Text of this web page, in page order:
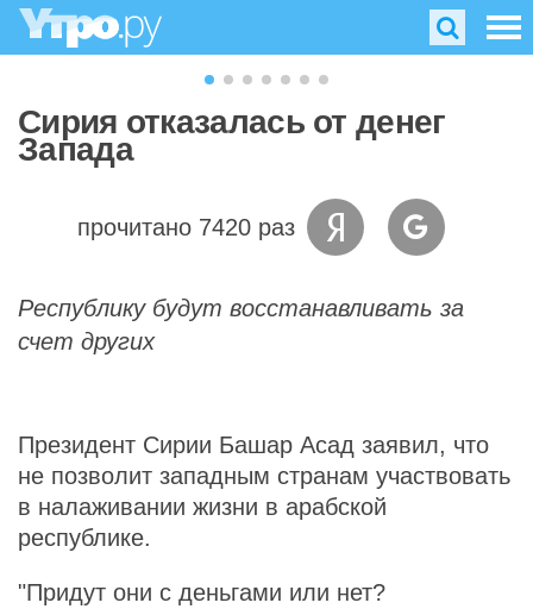
Сирия отказалась от денег
Запада
прочитано 7420 раз
Республику будут восстанавливать за
счет других
Президент Сирии Башар Асад заявил, что
не позволит западным странам участвовать
в налаживании жизни в арабской
республике.
"Придут они с деньгами или нет?